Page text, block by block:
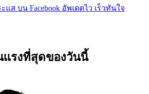
ส บน Facebook อัพเดตไว เร็วทันใจ
แรงที่สุดของวันนี้